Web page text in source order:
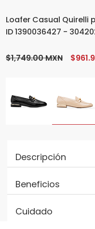
Loafer Casual Quirelli
ID 1390036427 -
$1,749.00 MXN
Descripción
Beneficios
Cuidado